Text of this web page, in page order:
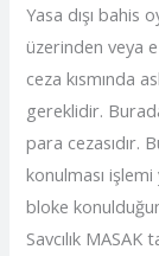
Yasa dışı bahis
üzerinden veya
ceza kısmında
gereklidir.
para cezasıdır.
konulması
bloke
Savcılık